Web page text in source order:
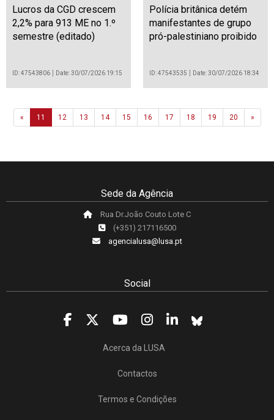
Lucros da CGD crescem
2,2% para 913 ME no 1.º
semestre (editado)
ID: 47543806 Date: 30/07/2026 19:15
Polícia britânica detém
manifestantes de grupo
pró-palestiniano proibido
ID: 47543535 Date: 30/07/2026 18:34
«Previous
11 12 13 14 15 16 17 18 19 20 »Next
Sede da Agência
Rua Dr.João Couto Lote C
(+351) 217116500
agencialusa@lusa.pt
Social
Acerca da LUSA
Contactos
Termos e Condições